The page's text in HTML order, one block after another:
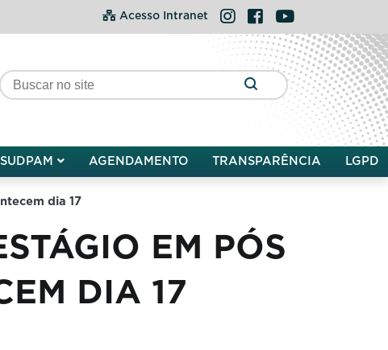
Acesso Intranet Instagram
FacebookYouTube
AGENDAMENTO TRANSPARÊNCIA LGPD
dia 17
EM PÓS
DIA 17